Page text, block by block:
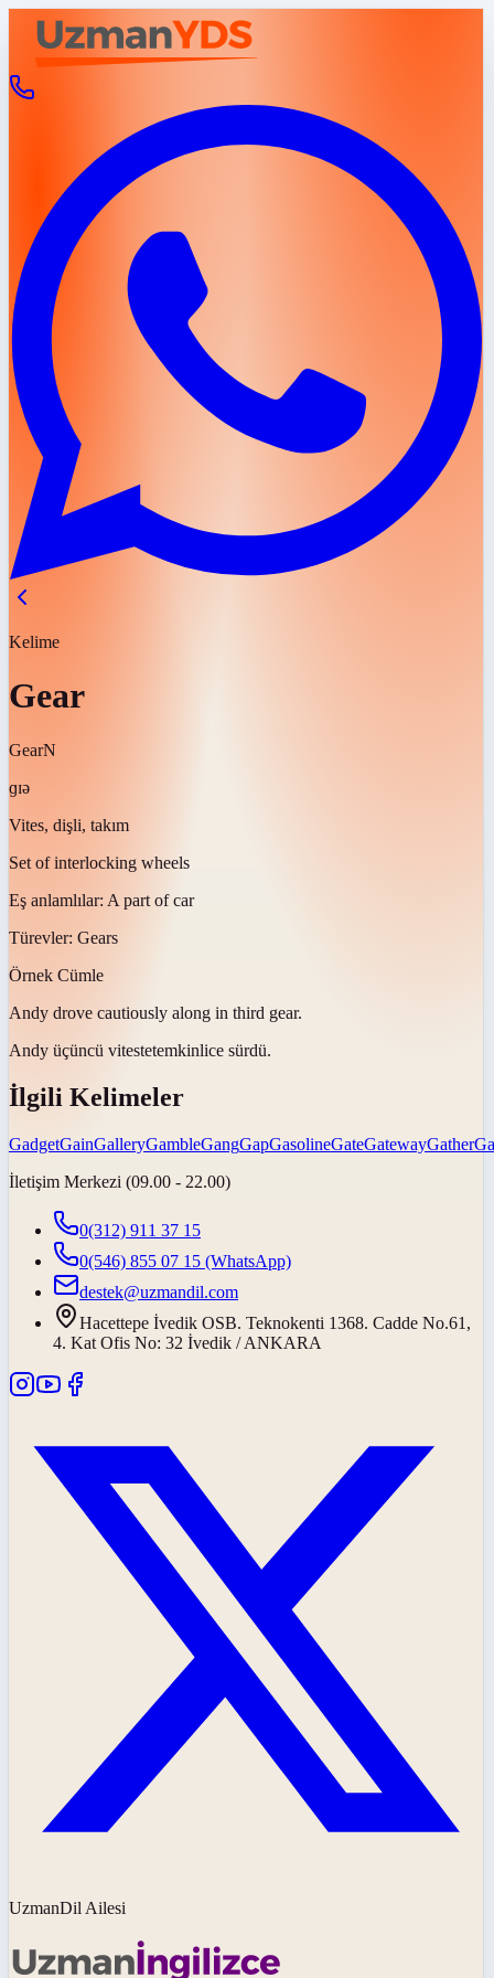
Kelime
Gear
GearN
ɡɪə
Vites, dişli, takım
Set of interlocking wheels
Eş anlamlılar: A part of car
Türevler: Gears
Örnek Cümle
Andy drove cautiously along in third gear.
Andy üçüncü vitestetemkinlice sürdü.
İlgili Kelimeler
GadgetGainGalleryGambleGangGapGasolineGateGatewayGather
İletişim Merkezi (09.00 - 22.00)
0(312) 911 37 15
0(546) 855 07 15 (WhatsApp)
destek@uzmandil.com
Hacettepe İvedik OSB. Teknokenti 1368. Cadde No.61,
4. Kat Ofis No: 32 İvedik / ANKARA
UzmanDil Ailesi